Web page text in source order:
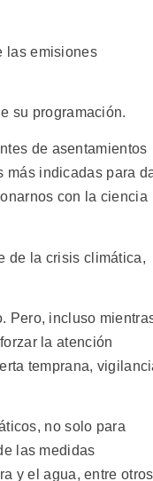
las emisiones
su programación.
de asentamientos
más indicadas para
con la ciencia
de la crisis climática,
Pero, incluso
la atención
temprana,
no solo para
las medidas
y el agua, entre